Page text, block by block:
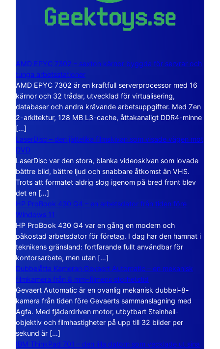
AMD EPYC 7302 – sexton kärnor byggda för servrar och
tunga arbetsstationer
AMD EPYC 7302 är en kraftfull serverprocessor med 16
kärnor och 32 trådar, utvecklad för virtualisering,
databaser och andra krävande arbetsuppgifter. Med Zen
2-arkitektur, 128 MB L3-cache, åttakanaligt DDR4-minne
[…]
LaserDisc – den jättelika filmskivan som visade vägen mot
DVD
LaserDisc var den stora, blanka videoskivan som lovade
bättre bild, bättre ljud och snabbare åtkomst än VHS.
Trots att formatet aldrig slog igenom på bred front blev
det en […]
HP ProBook 430 G4 – en arbetsdator från tiden före
Windows 11
HP ProBook 430 G4 var en gång en modern och
påkostad arbetsdator för företag. I dag har den hamnat i
teknikens gränsland: fortfarande fullt användbar för
kontorsarbete, men utan […]
Dubbelåtta Kameran Gevaert Automatic – en mekanisk
filmkamera från 8 mm-filmens storhetstid
Gevaert Automatic är en ovanlig mekanisk dubbel-8-
kamera från tiden före Gevaerts sammanslagning med
Agfa. Med fjäderdriven motor, utbytbart Steinheil-
objektiv och filmhastigheter på upp till 32 bilder per
sekund är […]
IBM ThinkPad 701 – den lilla datorn som vecklade ut sina